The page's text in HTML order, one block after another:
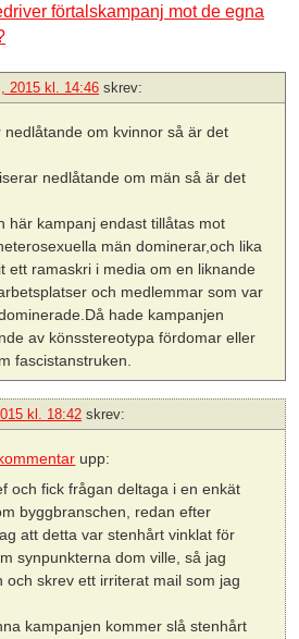
förtalskampanj mot de egna
2015 kl. 14:46 skrev:
om kvinnor så är det
nedlåtande om män så är det
här kampanj endast tillåtas mot
män dominerar,och lika
ett ramaskri i media om en liknande
och medlemmar som var
hade kampanjen
av könsstereotypa fördomar eller
fascistanstruken.
kl. 18:42 skrev:
upp:
och fick frågan deltaga i en enkät
byggbranschen, redan efter
att detta var stenhårt vinklat för
synpunkterna dom ville, så jag
och skrev ett irriterat mail som jag
kampanjen kommer slå stenhårt